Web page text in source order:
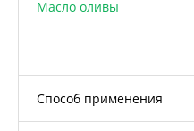
Масло оливы
Способ применения